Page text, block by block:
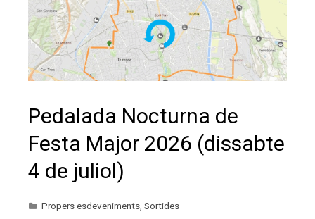
Pedalada Nocturna de
Festa Major 2026 (dissabte
4 de juliol)
Propers esdeveniments Sortides